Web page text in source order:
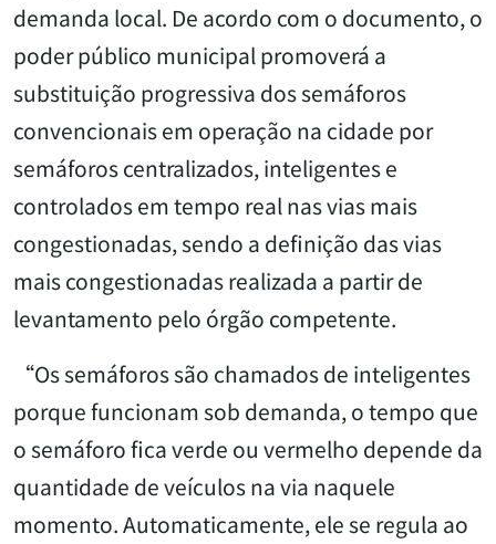
demanda local. De acordo com o documento, o
poder público municipal promoverá a
substituição progressiva dos semáforos
convencionais em operação na cidade por
semáforos centralizados, inteligentes e
controlados em tempo real nas vias mais
congestionadas, sendo a definição das vias
mais congestionadas realizada a partir de
levantamento pelo órgão competente.
“Os semáforos são chamados de inteligentes
porque funcionam sob demanda, o tempo que
o semáforo fica verde ou vermelho depende da
quantidade de veículos na via naquele
momento. Automaticamente, ele se regula ao